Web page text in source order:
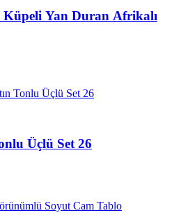
Yan Duran Afrikalı
Üçlü Set 26